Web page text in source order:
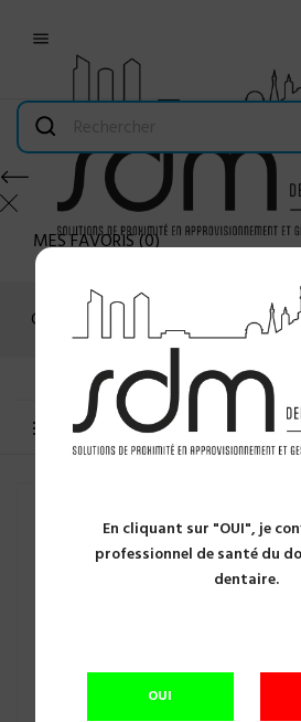
En cliquant sur "OUI", je
professionnel de santé du
dentaire.
OUI

MES FAVORIS(0)
Connexion
MENU